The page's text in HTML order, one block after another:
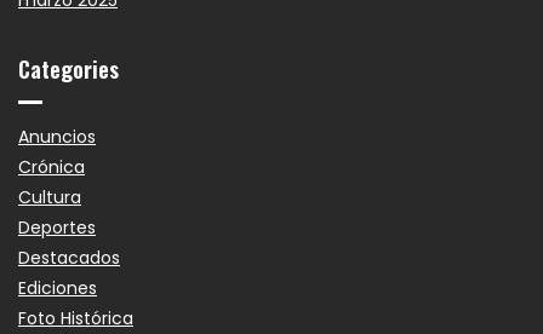
Categories
Anuncios
Crónica
Cultura
Deportes
Destacados
Ediciones
Foto Histórica